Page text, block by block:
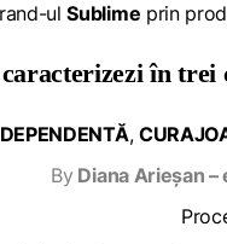
ulSublime prin
în trei
,
By Diana Arieșan